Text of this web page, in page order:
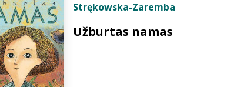
Strękowska-Zaremba
Užburtas namas